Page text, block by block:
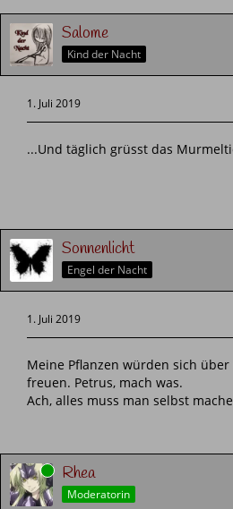
Salome
Kind der Nacht
1. Juli 2019
...Und täglich grüsst das
Sonnenlicht
Engel der Nacht
1. Juli 2019
Meine Pflanzen würden sich
freuen. Petrus, mach was.
Ach, alles muss man selbst
Online Rhea
Moderatorin